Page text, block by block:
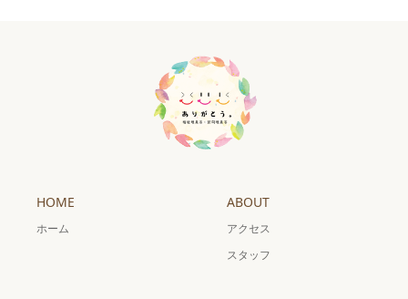
HOME
ホーム
ABOUT
アクセス
スタッフ